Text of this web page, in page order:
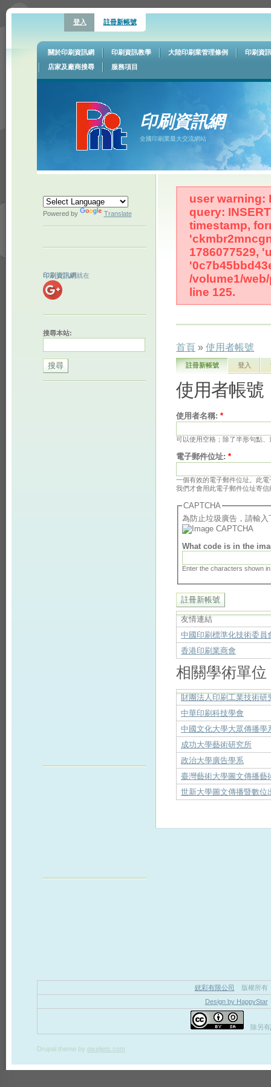
登入 註冊新帳號
關於印刷資訊網 印刷資訊教學 大陸印刷業管理條例
印刷資
店家及廠商搜尋
服務項目
印刷資訊網
全國印刷業最大交流網站
Powered by Translate
印刷資訊網就在
搜尋本站:
user warning:
query:
timestamp,
1786077529,
/volume1/
line 125.
首頁 »使用者帳號
註冊新帳號 登入
使用者帳號
使用者名稱:*
可以使用空格；除了半形句點
電子郵件位址:*
一個有效的電子郵件位址。此
我們才會用此電子郵件位址寄信
CAPTCHA
為防止垃圾廣告，請輸
What code is in the
Enter the characters shown
友情連結
中國印刷標準化技術委員
香港印刷業商會
相關學術單位
財團法人印刷工業技術研
中華印刷科技學會
中國文化大學大眾傳播學
成功大學藝術研究所
政治大學廣告學系
臺灣藝術大學圖文傳播藝
世新大學圖文傳播暨數位
銧彩有限公司
版權所有
Design by HappyStar
除另有
Drupal theme by pixeljets.com